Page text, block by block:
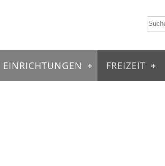
EINRICHTUNGEN FREIZEIT